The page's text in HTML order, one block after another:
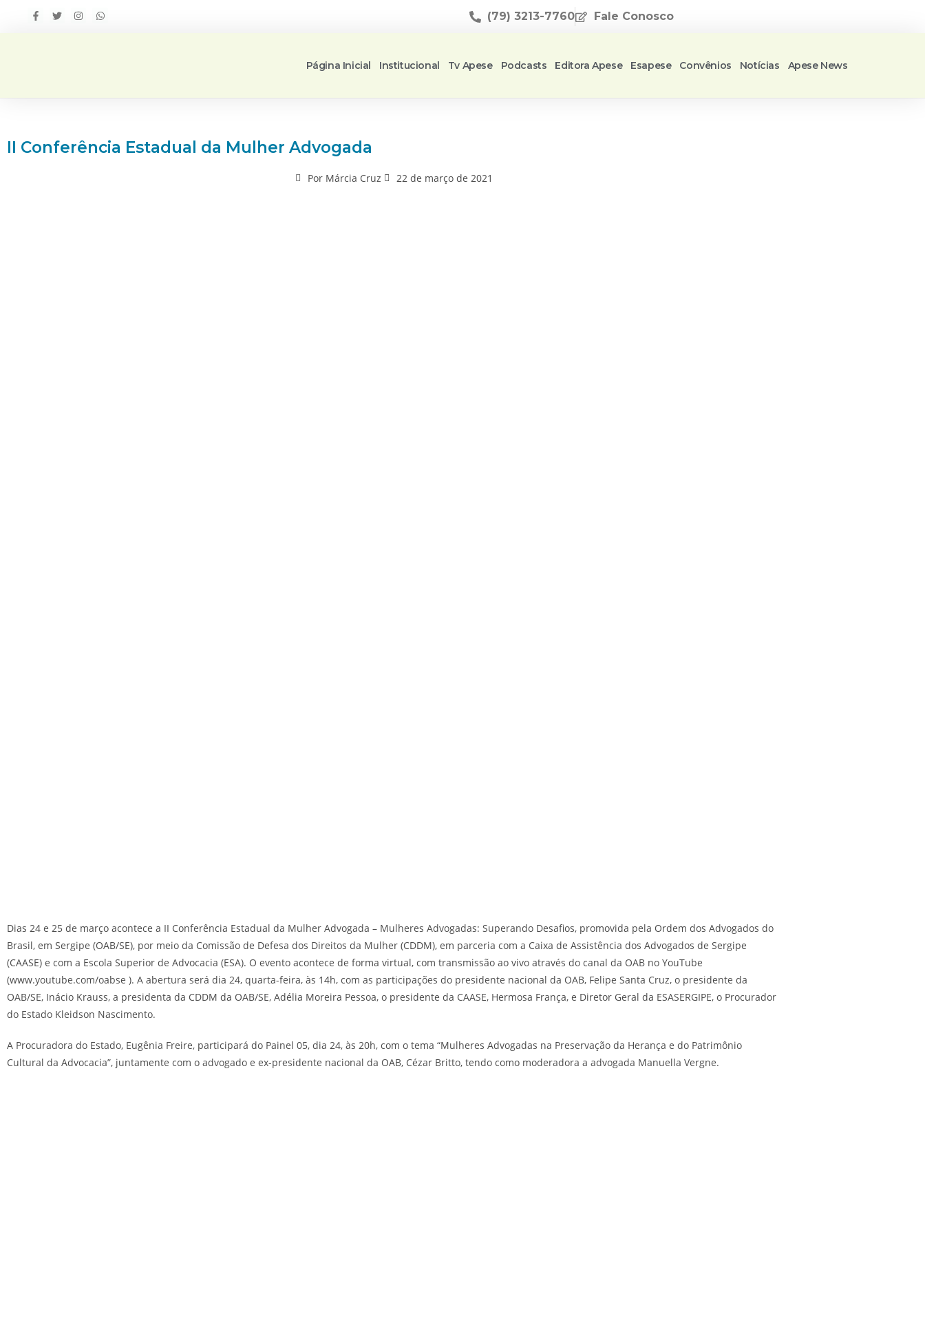
(79) 3213-7760 Fale Conosco
Página Inicial Institucional Tv Apese Podcasts Editora Apese Esapese Convênios Notícias Apese News
II Conferência Estadual da Mulher Advogada
PorMárcia Cruz 22 de março de 2021
Dias 24 e 25 de março acontece a II Conferência Estadual da Mulher Advogada – Mulheres Advogadas: Superando Desafios, promovida pela Ordem dos Advogados do
Brasil, em Sergipe (OAB/SE), por meio da Comissão de Defesa dos Direitos da Mulher (CDDM), em parceria com a Caixa de Assistência dos Advogados de Sergipe
(CAASE) e com a Escola Superior de Advocacia (ESA). O evento acontece de forma virtual, com transmissão ao vivo através do canal da OAB no YouTube
(www.youtube.com/oabse ). A abertura será dia 24, quarta-feira, às 14h, com as participações do presidente nacional da OAB, Felipe Santa Cruz, o presidente da
OAB/SE, Inácio Krauss, a presidenta da CDDM da OAB/SE, Adélia Moreira Pessoa, o presidente da CAASE, Hermosa França, e Diretor Geral da ESASERGIPE, o Procurador
do Estado Kleidson Nascimento.
A Procuradora do Estado, Eugênia Freire, participará do Painel 05, dia 24, às 20h, com o tema “Mulheres Advogadas na Preservação da Herança e do Patrimônio
Cultural da Advocacia”, juntamente com o advogado e ex-presidente nacional da OAB, Cézar Britto, tendo como moderadora a advogada Manuella Vergne.